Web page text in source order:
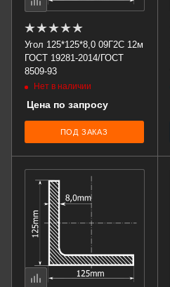
Угол 125*125*8,0 09Г2С 12м
ГОСТ 19281-2014/ГОСТ
8509-93
Нет в наличии
Цена по запросу
ПОД ЗАКАЗ